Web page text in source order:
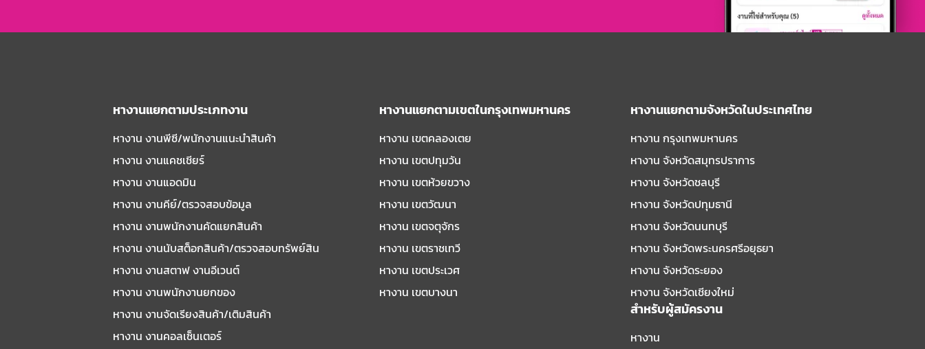
หางานแยกตามประเภทงาน
หางาน งานพีซี/พนักงานแนะนําสินค้า
หางาน งานแคชเชียร์
หางาน งานแอดมิน
หางาน งานคีย์/ตรวจสอบข้อมูล
หางาน งานพนักงานคัดแยกสินค้า
หางาน งานนับสต็อกสินค้า/ตรวจสอบทรัพย์สิน
หางาน งานสตาฟ งานอีเวนต์
หางาน งานพนักงานยกของ
หางาน งานจัดเรียงสินค้า/เติมสินค้า
หางาน งานคอลเซ็นเตอร์
หางานแยกตามเขตในกรุงเทพมหานคร
หางาน เขตคลองเตย
หางาน เขตปทุมวัน
หางาน เขตห้วยขวาง
หางาน เขตวัฒนา
หางาน เขตจตุจักร
หางาน เขตราชเทวี
หางาน เขตประเวศ
หางาน เขตบางนา
หางานแยกตามจังหวัดในประเทศไทย
หางาน กรุงเทพมหานคร
หางาน จังหวัดสมุทรปราการ
หางาน จังหวัดชลบุรี
หางาน จังหวัดปทุมธานี
หางาน จังหวัดนนทบุรี
หางาน จังหวัดพระนครศรีอยุธยา
หางาน จังหวัดระยอง
หางาน จังหวัดเชียงใหม่
สำหรับผู้สมัครงาน
หางาน